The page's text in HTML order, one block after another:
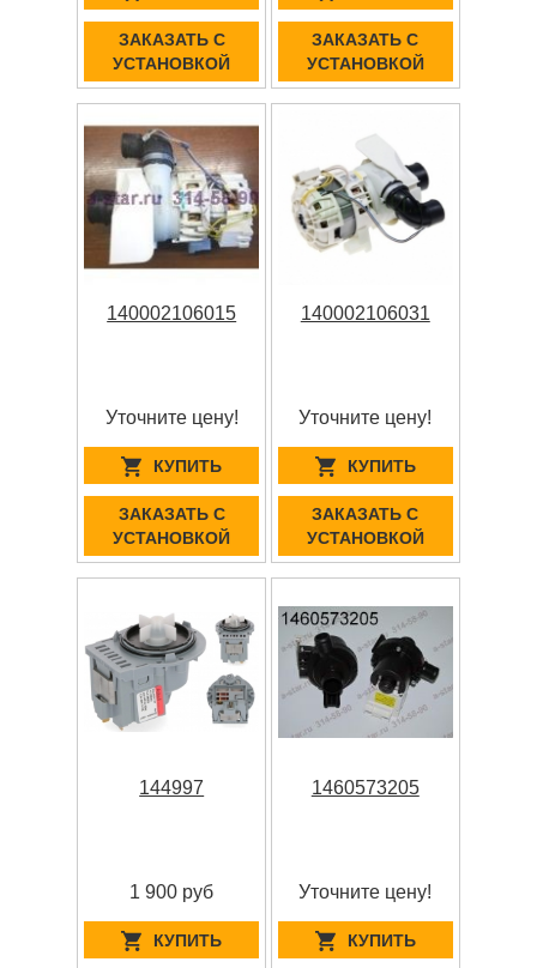
ЗАКАЗАТЬ С
УСТАНОВКОЙ
ЗАКАЗАТЬ С
УСТАНОВКОЙ
140002106015
Уточните цену!
КУПИТЬ
ЗАКАЗАТЬ С
УСТАНОВКОЙ
140002106031
Уточните цену!
КУПИТЬ
ЗАКАЗАТЬ С
УСТАНОВКОЙ
144997
1 900 руб
КУПИТЬ
1460573205
Уточните цену!
КУПИТЬ